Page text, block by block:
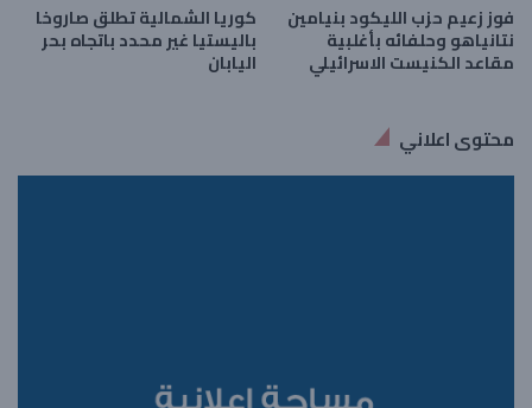
فوز زعيم حزب الليكود ​بنيامين
نتانياهو​ وحلفائه بأغلبية
مقاعد ​الكنيست​ الاسرائيلي
كوريا الشمالية تطلق صاروخا
باليستيا غير محدد باتجاه بحر
اليابان
محتوى اعلاني